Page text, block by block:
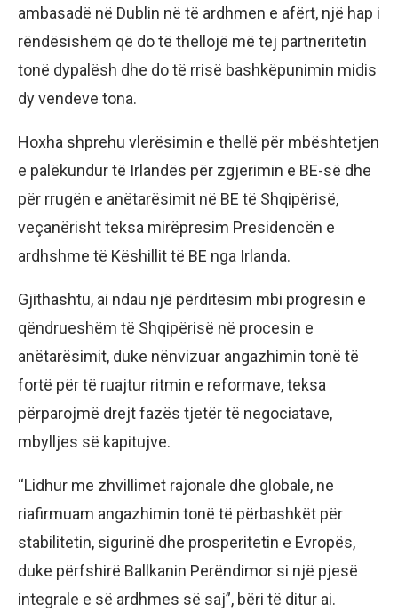
ambasadë në Dublin në të ardhmen e afërt, një hap i
rëndësishëm që do të thellojë më tej partneritetin
tonë dypalësh dhe do të rrisë bashkëpunimin midis
dy vendeve tona.
Hoxha shprehu vlerësimin e thellë për mbështetjen
e palëkundur të Irlandës për zgjerimin e BE-së dhe
për rrugën e anëtarësimit në BE të Shqipërisë,
veçanërisht teksa mirëpresim Presidencën e
ardhshme të Këshillit të BE nga Irlanda.
Gjithashtu, ai ndau një përditësim mbi progresin e
qëndrueshëm të Shqipërisë në procesin e
anëtarësimit, duke nënvizuar angazhimin tonë të
fortë për të ruajtur ritmin e reformave, teksa
përparojmë drejt fazës tjetër të negociatave,
mbylljes së kapitujve.
“Lidhur me zhvillimet rajonale dhe globale, ne
riafirmuam angazhimin tonë të përbashkët për
stabilitetin, sigurinë dhe prosperitetin e Evropës,
duke përfshirë Ballkanin Perëndimor si një pjesë
integrale e së ardhmes së saj”, bëri të ditur ai.